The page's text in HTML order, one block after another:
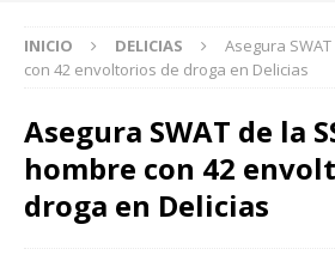
INICIO DELICIAS
Asegura
con 42 envoltorios de droga en Delicias
Asegura SWAT de la
hombre con 42
droga en Delicias